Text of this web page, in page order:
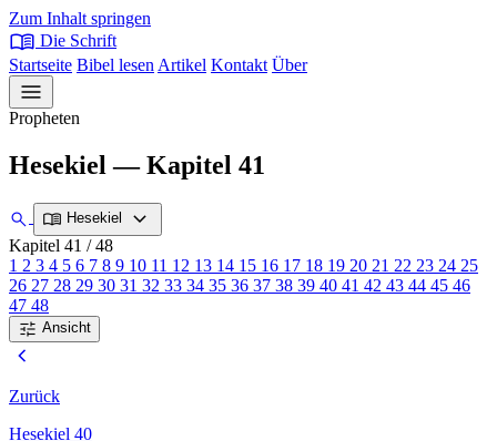
Zum Inhalt springen
menu_book Die Schrift
Startseite Bibel lesen Artikel Kontakt Über
menu
Propheten
Hesekiel — Kapitel 41
search menu_book Hesekiel expand_more
Kapitel 41 / 48
1 2 3 4 5 6 7 8 9 10 11 12 13 14 15 16 17 18 19 20 21 22 23 24 25
26 27 28 29 30 31 32 33 34 35 36 37 38 39 40 41 42 43 44 45 46
47 48
tune Ansicht
chevron_left
Zurück
Hesekiel 40